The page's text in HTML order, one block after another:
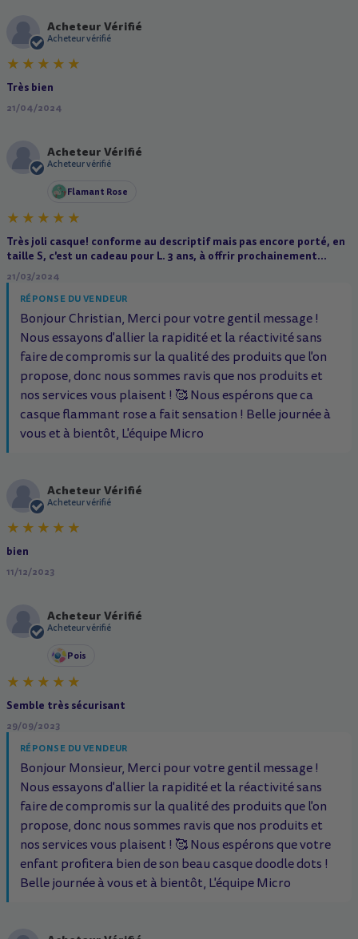
A
Acheteur Vérifié
Acheteur vérifié
Très bien
21/04/2024
A
Acheteur Vérifié
Acheteur vérifié
Flamant Rose
Très joli casque! conforme au descriptif mais pas encore porté, en
taille S, c'est un cadeau pour L. 3 ans, à offrir prochainement...
21/03/2024
RÉPONSE DU VENDEUR
Bonjour Christian, Merci pour votre gentil message !
Nous essayons d'allier la rapidité et la réactivité sans
faire de compromis sur la qualité des produits que l'on
propose, donc nous sommes ravis que nos produits et
nos services vous plaisent ! 🥰 Nous espérons que ca
casque flammant rose a fait sensation ! Belle journée à
vous et à bientôt, L'équipe Micro
A
Acheteur Vérifié
Acheteur vérifié
bien
11/12/2023
A
Acheteur Vérifié
Acheteur vérifié
Pois
Semble très sécurisant
29/09/2023
RÉPONSE DU VENDEUR
Bonjour Monsieur, Merci pour votre gentil message !
Nous essayons d'allier la rapidité et la réactivité sans
faire de compromis sur la qualité des produits que l'on
propose, donc nous sommes ravis que nos produits et
nos services vous plaisent ! 🥰 Nous espérons que votre
enfant profitera bien de son beau casque doodle dots !
Belle journée à vous et à bientôt, L'équipe Micro